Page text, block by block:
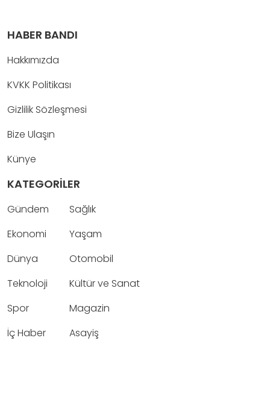
HABER BANDI
Hakkımızda
KVKK Politikası
Gizlilik Sözleşmesi
Bize Ulaşın
Künye
KATEGORİLER
Gündem
Ekonomi
Dünya
Teknoloji
Spor
İç Haber
Sağlık
Yaşam
Otomobil
Kültür ve Sanat
Magazin
Asayiş